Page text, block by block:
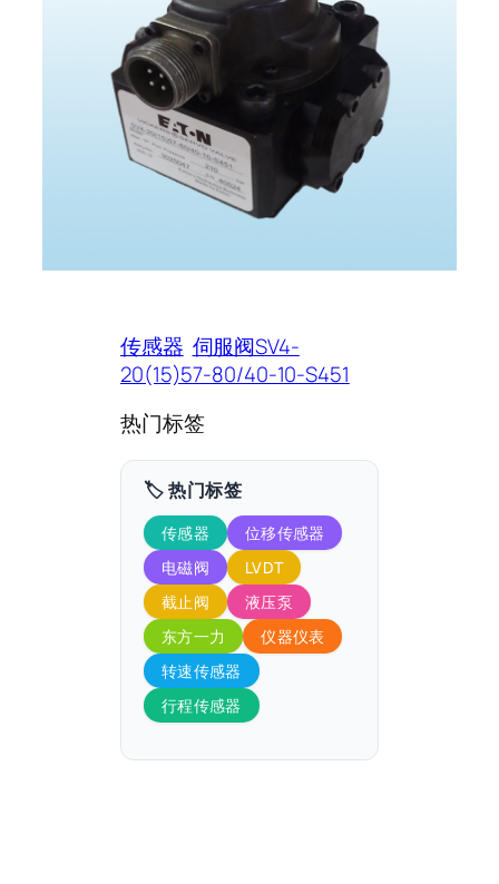
传感器 伺服阀SV4-
20(15)57-80/40-10-S451
热门标签
🏷️ 热门标签
传感器
位移传感器
电磁阀
LVDT
截止阀
液压泵
东方一力
仪器仪表
转速传感器
行程传感器